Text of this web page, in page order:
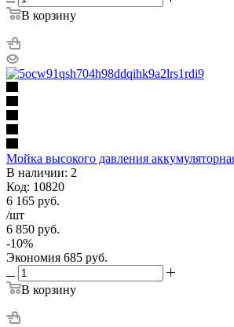
В корзину
Мойка высокого давления
В наличии: 2
Код: 10820
6 165 руб.
/шт
6 850 руб.
-10%
Экономия 685 руб.
В корзину